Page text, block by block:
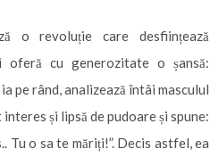
o revoluție care desființează
oferă cu generozitate o șansă:
pe rând, analizează întâi masculul
și lipsă de pudoare și spune:
Tu o sa te măriți!”. Decis astfel, ea